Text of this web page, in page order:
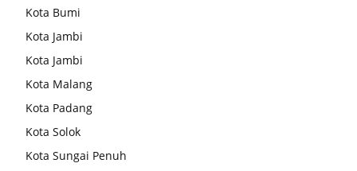
Kota Bumi
Kota Jambi
Kota Jambi
Kota Malang
Kota Padang
Kota Solok
Kota Sungai Penuh